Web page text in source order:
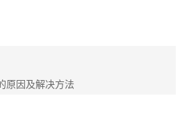
原因及解决方法